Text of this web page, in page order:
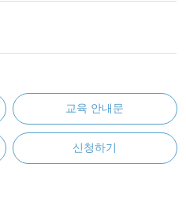
교육 안내문
신청하기